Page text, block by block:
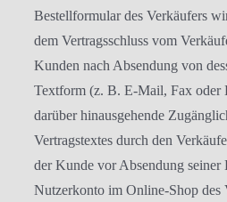
Bestellformular des Verkäufers
dem Vertragsschluss vom
Kunden nach Absendung von
Textform (z. B. E-Mail, Fax oder
darüber hinausgehende
Vertragstextes durch den
der Kunde vor Absendung seiner
Nutzerkonto im Online-Shop des